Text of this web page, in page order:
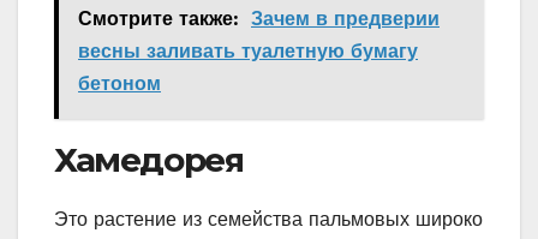
Смотрите также: Зачем в предверии
весны заливать туалетную бумагу
бетоном
Хамедорея
Это растение из семейства пальмовых широко